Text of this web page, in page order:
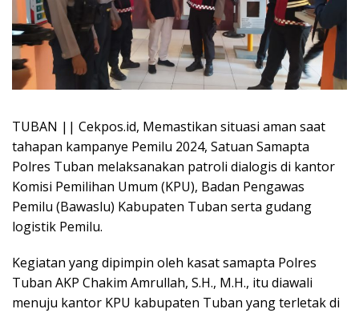
TUBAN || Cekpos.id, Memastikan situasi aman saat
tahapan kampanye Pemilu 2024, Satuan Samapta
Polres Tuban melaksanakan patroli dialogis di kantor
Komisi Pemilihan Umum (KPU), Badan Pengawas
Pemilu (Bawaslu) Kabupaten Tuban serta gudang
logistik Pemilu.
Kegiatan yang dipimpin oleh kasat samapta Polres
Tuban AKP Chakim Amrullah, S.H., M.H., itu diawali
menuju kantor KPU kabupaten Tuban yang terletak di